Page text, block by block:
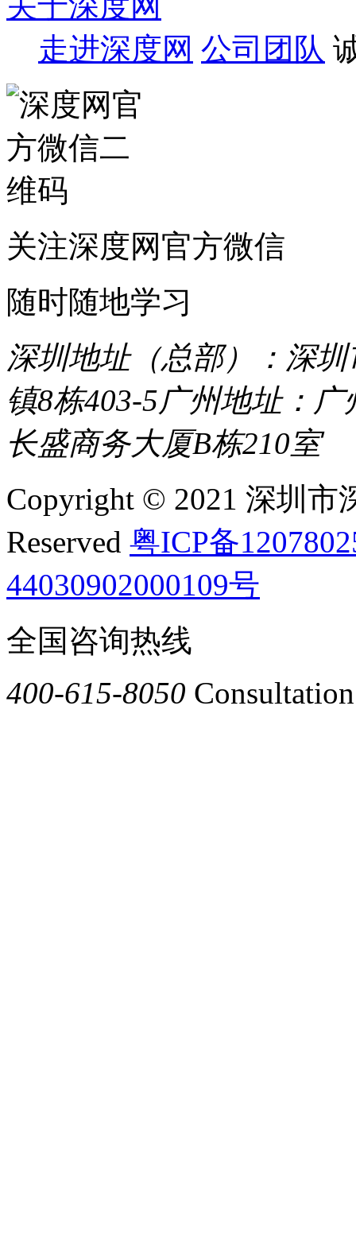
走进深度网 公司团队
关注深度网官方微信
随时随地学习
深圳地址（总部）：深
镇8栋403-5广州地址：
长盛商务大厦B栋210室
Copyright © 2021 深圳市
Reserved 粤ICP备
44030902000109号
全国咨询热线
400-615-8050